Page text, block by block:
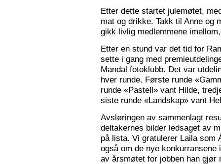
Etter dette startet julemøtet,
mat og drikke. Takk til Anne og
gikk livlig medlemmene
Etter en stund var det tid for
sette i gang med
Mandal fotoklubb. Det var
hver runde. Første runde
runde «Pastell» vant Hilde,
siste runde «Landskap» vant
Avsløringen av sammenlagt
deltakernes bilder ledsaget av
på lista. Vi gratulerer Laila som
også om de nye
av årsmøtet for jobben han gjør